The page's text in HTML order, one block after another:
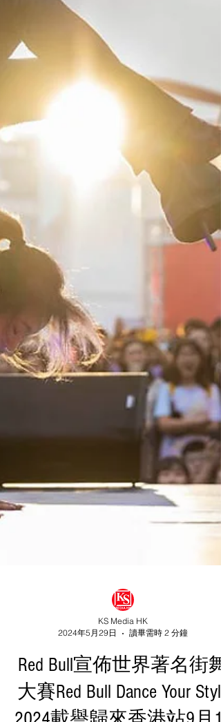
KS Media HK
2024年5月29日
讀畢需時 2 分鐘
Red Bull宣佈世界著名街舞